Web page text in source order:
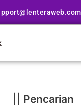
|| Pencarian
|
t
g